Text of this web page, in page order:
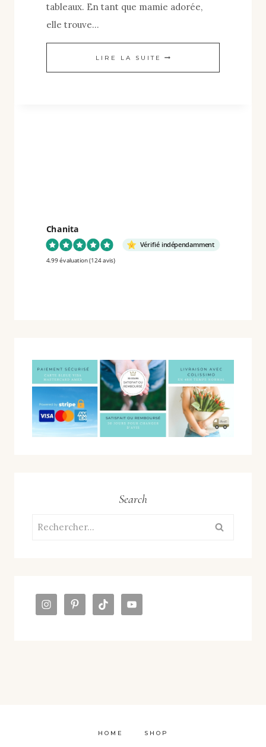
tableaux. En tant que mamie adorée,
elle trouve…
LIRE LA SUITE HUILE
SUR
Chanita
Vérifié indépendamment
4.99 évaluation(124 avis)
Search
Rechercher :
HOME SHOP